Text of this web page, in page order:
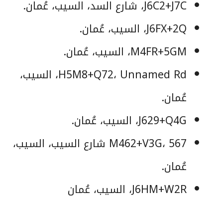
J6C2+J7C، شارع السد، السيب‎، عُمان.
J6FX+2Q، السيب‎، عُمان.
M4FR+5GM، السيب‎، عُمان.
H5M8+Q72، Unnamed Rd، السيب‎،
عُمان.
J629+Q4G، السيب‎، عُمان.
M462+V3G، 567 شارع السيب، السيب‎،
عُمان.
J6HM+W2R، السيب‎، عُمان